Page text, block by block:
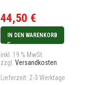
44,50 €
IN DEN WARENKORB
inkl. 19 % MwSt.
zzgl. Versandkosten
Lieferzeit: 2-3 Werktage